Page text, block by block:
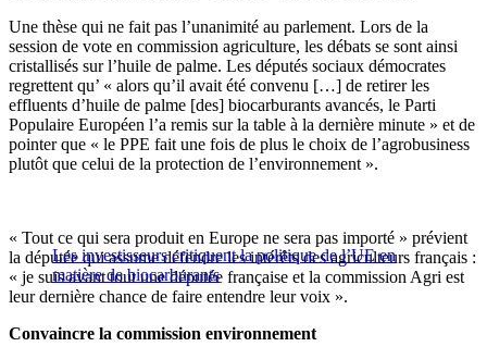
Une thèse qui ne fait pas l’unanimité au parlement. Lors de la
session de vote en commission agriculture, les débats se sont ainsi
cristallisés sur l’huile de palme. Les députés sociaux démocrates
regrettent qu’ « alors qu’il avait été convenu […] de retirer les
effluents d’huile de palme [des] biocarburants avancés, le Parti
Populaire Européen l’a remis sur la table à la dernière minute » et de
pointer que « le PPE fait une fois de plus le choix de l’agrobusiness
plutôt que celui de la protection de l’environnement ».
Les investisseurs critiquent la politique de l’UE en
matière de biocarburants
« Tout ce qui sera produit en Europe ne sera pas importé » prévient
la députée qui assume défendre les intérêts des agriculteurs français :
« je suis avant tout une députée française et la commission Agri est
leur dernière chance de faire entendre leur voix ».
Convaincre la commission environnement